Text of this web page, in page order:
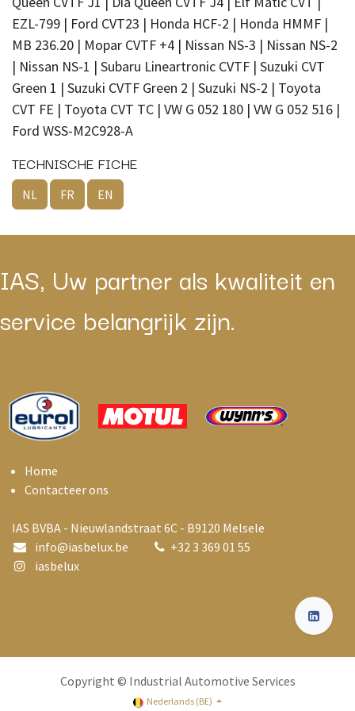
EZL-799 | Ford CVT23 | Honda HCF-2 | Honda HMMF |
MB 236.20 | Mopar CVTF +4 | Nissan NS-3 | Nissan NS-2
| Nissan NS-1 | Subaru Lineartronic CVTF | Suzuki CVT
Green 1 | Suzuki CVTF Green 2 | Suzuki NS-2 | Toyota
CVT FE | Toyota CVT TC | VW G 052 180 | VW G 052 516 |
Ford WSS-M2C928-A
TECHNISCHE FICHE
NL FR EN
IAS, Uw partner als kwaliteit en
service belangrijk zijn.
Home
Contacteer ons
IAS BVBA - Nieuwlandstraat 6C - B9120 Melsele
info@iasbelux.be +32 3 369 01 55
iasbelux
Copyright © Industrial Automotive Services
Nederlands (BE)